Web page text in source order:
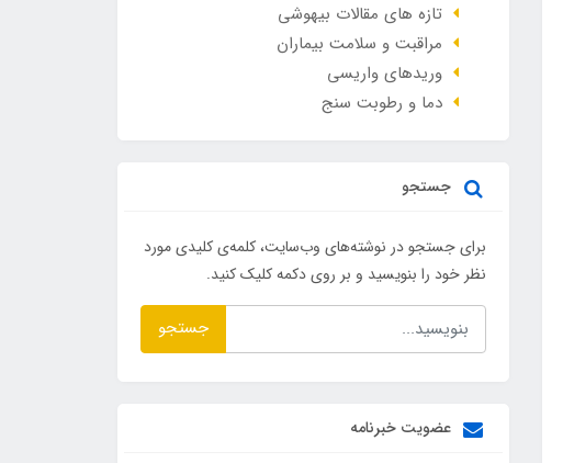
تازه های مقالات بیهوشی
مراقبت و سلامت بیماران
وريدهاي واريسي
دما و رطوبت سنج
جستجو
برای جستجو در نوشته‌های وب‌سایت، کلمه‌ی کلیدی مورد
نظر خود را بنویسید و بر روی دکمه کلیک کنید.
جستجو
عضویت خبرنامه